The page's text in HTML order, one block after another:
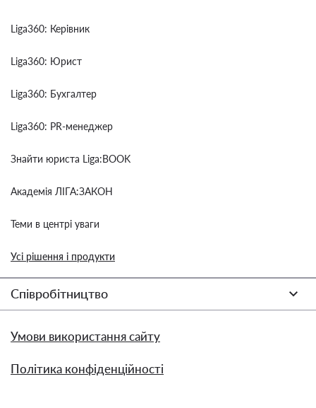
Liga360: Керівник
Liga360: Юрист
Liga360: Бухгалтер
Liga360: PR-менеджер
Знайти юриста Liga:BOOK
Академія ЛІГА:ЗАКОН
Теми в центрі уваги
Усі рішення і продукти
Співробітництво
Умови використання сайту
Політика конфіденційності